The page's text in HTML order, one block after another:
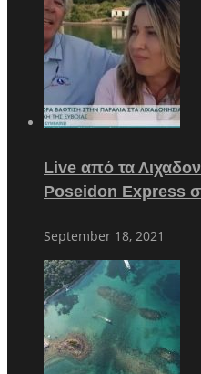
Live από τα
Poseidon Express
September 18, 2021